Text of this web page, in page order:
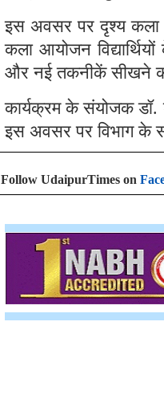
इस अवसर पर दृश्य कला
कला आयोजन
और नई तकनीकें सीखने
कार्यक्रम के संयोजक डॉ.
इस अवसर पर विभाग के
Follow UdaipurTimes on